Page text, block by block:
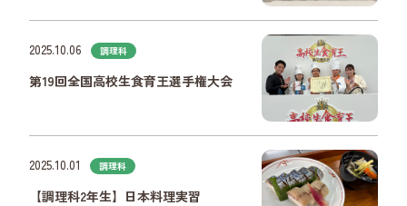
2025.10.06 調理科
第19回全国高校生食育王選手権大会
2025.10.01 調理科
【調理科2年生】日本料理実習